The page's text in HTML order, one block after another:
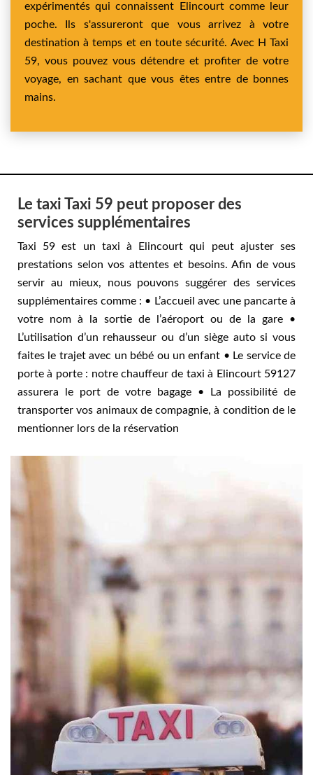
expérimentés qui connaissent Elincourt comme leur
poche. Ils s'assureront que vous arrivez à votre
destination à temps et en toute sécurité. Avec H Taxi
59, vous pouvez vous détendre et profiter de votre
voyage, en sachant que vous êtes entre de bonnes
mains.
Le taxi Taxi 59 peut proposer des
services supplémentaires
Taxi 59 est un taxi à Elincourt qui peut ajuster ses
prestations selon vos attentes et besoins. Afin de vous
servir au mieux, nous pouvons suggérer des services
supplémentaires comme : • L’accueil avec une pancarte à
votre nom à la sortie de l’aéroport ou de la gare •
L’utilisation d’un rehausseur ou d’un siège auto si vous
faites le trajet avec un bébé ou un enfant • Le service de
porte à porte : notre chauffeur de taxi à Elincourt 59127
assurera le port de votre bagage • La possibilité de
transporter vos animaux de compagnie, à condition de le
mentionner lors de la réservation